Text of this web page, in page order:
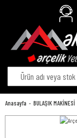
Anasayfa BULAŞIK MAKİNESİ